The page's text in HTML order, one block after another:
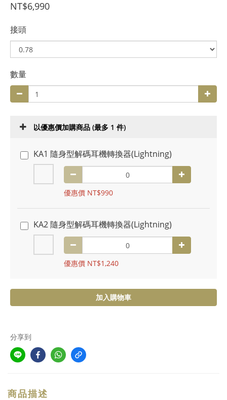
NT$6,990
接頭
數量
以優惠價加購商品 (最多 1 件)
KA1 隨身型解碼耳機轉換器(Lightning)
優惠價 NT$990
KA2 隨身型解碼耳機轉換器(Lightning)
優惠價 NT$1,240
加入購物車
分享到
商品描述